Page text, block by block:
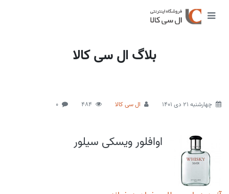
بلاگ ال سی کالا
چهارشنبه 21 دی 1401 ال سی کالا 484
0
اوافلور ویسکی سیلور